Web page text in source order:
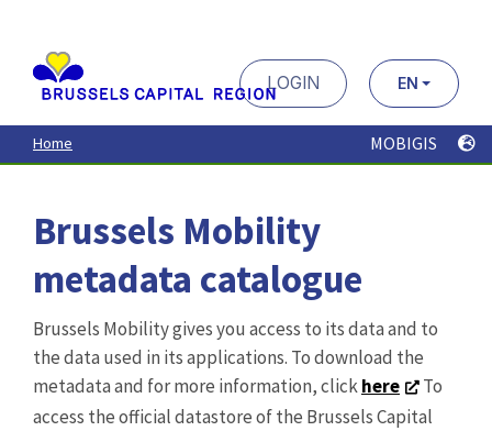
contenu
principal
LOGIN EN
Home MOBIGIS
Brussels Mobility
metadata catalogue
Brussels Mobility gives you access to its data and to
the data used in its applications. To download the
metadata and for more information, clickhere
To
access the official datastore of the Brussels Capital